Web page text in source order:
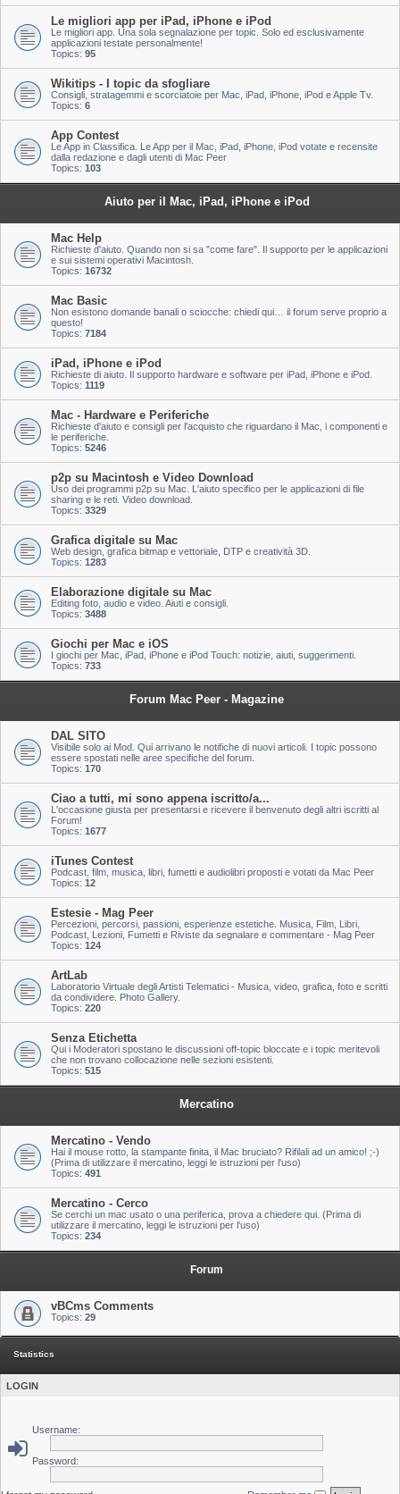
Le migliori app per iPad, iPhone e iPod
Le migliori app. Una sola segnalazione per topic. Solo ed esclusivamente
applicazioni testate personalmente!
Topics: 95
Wikitips - I topic da sfogliare
Consigli, stratagemmi e scorciatoie per Mac, iPad, iPhone, iPod e Apple Tv.
Topics: 6
App Contest
Le App in Classifica. Le App per il Mac, iPad, iPhone, iPod votate e recensite
dalla redazione e dagli utenti di Mac Peer
Topics: 103
Aiuto per il Mac, iPad, iPhone e iPod
Mac Help
Richieste d'aiuto. Quando non si sa "come fare". Il supporto per le applicazioni
e sui sistemi operativi Macintosh.
Topics: 16732
Mac Basic
Non esistono domande banali o sciocche: chiedi qui… il forum serve proprio a
questo!
Topics: 7184
iPad, iPhone e iPod
Richieste di aiuto. Il supporto hardware e software per iPad, iPhone e iPod.
Topics: 1119
Mac - Hardware e Periferiche
Richieste d'aiuto e consigli per l'acquisto che riguardano il Mac, i componenti e
le periferiche.
Topics: 5246
p2p su Macintosh e Video Download
Uso dei programmi p2p su Mac. L'aiuto specifico per le applicazioni di file
sharing e le reti. Video download.
Topics: 3329
Grafica digitale su Mac
Web design, grafica bitmap e vettoriale, DTP e creatività 3D.
Topics: 1283
Elaborazione digitale su Mac
Editing foto, audio e video. Aiuti e consigli.
Topics: 3488
Giochi per Mac e iOS
I giochi per Mac, iPad, iPhone e iPod Touch: notizie, aiuti, suggerimenti.
Topics: 733
Forum Mac Peer - Magazine
DAL SITO
Visibile solo ai Mod. Qui arrivano le notifiche di nuovi articoli. I topic possono
essere spostati nelle aree specifiche del forum.
Topics: 170
Ciao a tutti, mi sono appena iscritto/a...
L'occasione giusta per presentarsi e ricevere il benvenuto degli altri iscritti al
Forum!
Topics: 1677
iTunes Contest
Podcast, film, musica, libri, fumetti e audiolibri proposti e votati da Mac Peer
Topics: 12
Estesie - Mag Peer
Percezioni, percorsi, passioni, esperienze estetiche. Musica, Film, Libri,
Podcast, Lezioni, Fumetti e Riviste da segnalare e commentare - Mag Peer
Topics: 124
ArtLab
Laboratorio Virtuale degli Artisti Telematici - Musica, video, grafica, foto e scritti
da condividere. Photo Gallery.
Topics: 220
Senza Etichetta
Qui i Moderatori spostano le discussioni off-topic bloccate e i topic meritevoli
che non trovano collocazione nelle sezioni esistenti.
Topics: 515
Mercatino
Mercatino - Vendo
Hai il mouse rotto, la stampante finita, il Mac bruciato? Rifilali ad un amico! ;-)
(Prima di utilizzare il mercatino, leggi le istruzioni per l'uso)
Topics: 491
Mercatino - Cerco
Se cerchi un mac usato o una periferica, prova a chiedere qui. (Prima di
utilizzare il mercatino, leggi le istruzioni per l'uso)
Topics: 234
Forum
vBCms Comments
Topics: 29
Statistics
LOGIN
Username:
Password: